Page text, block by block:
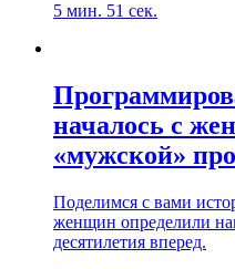
5 мин. 51 сек.
началось с
«мужской»
Поделимся с вами
женщин определили
десятилетия вперед.